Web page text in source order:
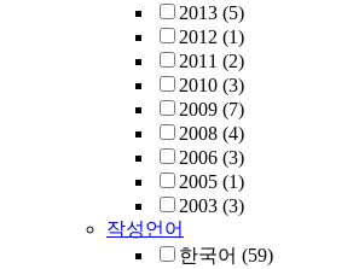
2013 (5)
2012 (1)
2011 (2)
2010 (3)
2009 (7)
2008 (4)
2006 (3)
2005 (1)
2003 (3)
작성언어
한국어 (59)